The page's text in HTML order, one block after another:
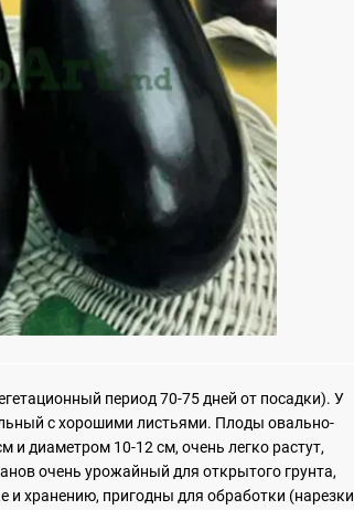
период 70-75 дней от посадки). У
с хорошими листьями. Плоды овально-
и диаметром 10-12 см, очень легко растут,
очень урожайный для открытого грунта,
и хранению, пригодны для обработки (нарезки